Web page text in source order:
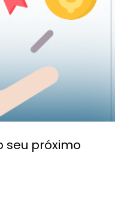
seu próximo